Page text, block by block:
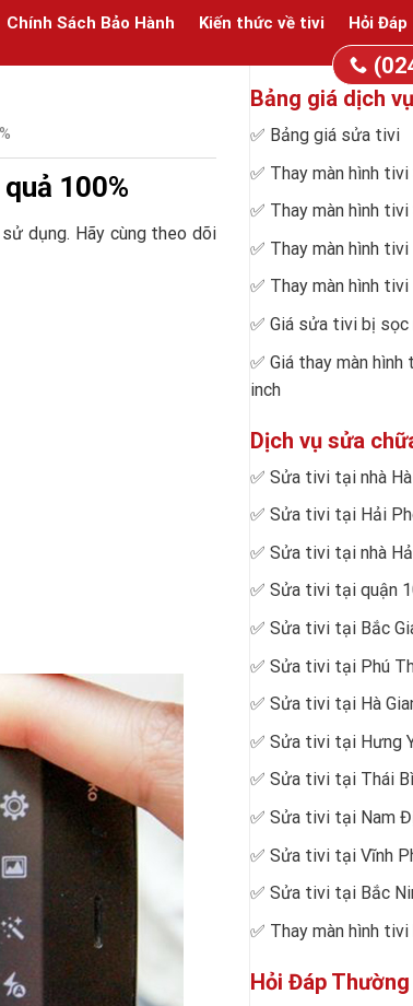
Chính Sách Bảo Hành Kiến thức về tivi Hỏi Đáp
100%
dụng. Hãy cùng theo dõi
Bảng giá dịch vụ
✅ Bảng giá sửa tivi
✅ Thay màn hình tivi
✅ Thay màn hình tivi
✅ Thay màn hình tivi
✅ Thay màn hình tivi
✅ Giá sửa tivi bị sọc
✅ Giá thay màn hình
inch
Dịch vụ sửa
✅ Sửa tivi tại nhà
✅ Sửa tivi tại Hải
✅ Sửa tivi tại nhà
✅ Sửa tivi tại quận
✅ Sửa tivi tại Bắc
✅ Sửa tivi tại Phú
✅ Sửa tivi tại Hà
✅ Sửa tivi tại Hưng
✅ Sửa tivi tại Thái
✅ Sửa tivi tại Nam
✅ Sửa tivi tại Vĩnh
✅ Sửa tivi tại Bắc
✅ Thay màn hình
Hỏi Đáp Thường